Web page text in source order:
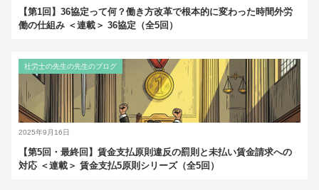
【第1回】36協定って何？働き方改革で根本的に変わった時間外労
働の仕組み ＜連載＞ 36協定（全5回）
2025年9月16日
社労士の先生の先生のブログ
【第5回・最終回】賃金支払原則違反の罰則と未払い賃金請求への
対応 ＜連載＞ 賃金支払5原則シリーズ（全5回）